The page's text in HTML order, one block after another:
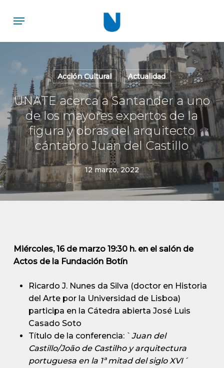
content
Menu
Acción Cultural Actualidad
UNATE acerca a Santander a uno
de los mayores expertos de la
figura y obras del arquitecto
cántabro Juan del Castillo
12 marzo, 2022
Miércoles, 16 de marzo 19:30 h. en el salón de
Actos de la Fundación Botín
Ricardo J. Nunes da Silva (doctor en Historia
del Arte por la Universidad de Lisboa)
participa en la Cátedra abierta José Luis
Casado Soto
Título de la conferencia: ` Juan del
Castillo/João de Castilho y arquitectura
portuguesa en la 1ª mitad del siglo XVI´